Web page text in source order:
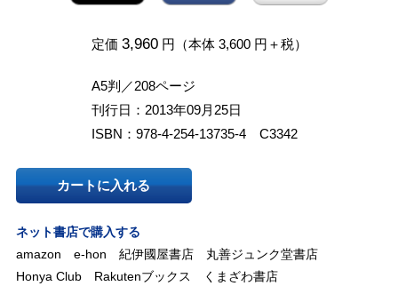
定価 3,960円（本体 3,600 円＋税）
A5判／208ページ
刊行日：2013年09月25日
ISBN：978-4-254-13735-4 C3342
カートに入れる
ネット書店で購入する
amazon
e-hon 紀伊國屋書店
丸善ジュンク堂書店
Honya Club
Rakutenブックス くまざわ書店